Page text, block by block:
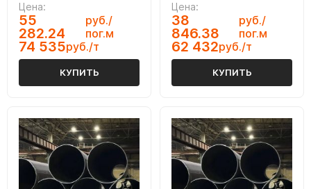
Цена:
55
282.24
руб./
пог.м
74 535руб./т
КУПИТЬ
Цена:
38
846.38
руб./
пог.м
62 432руб./т
КУПИТЬ